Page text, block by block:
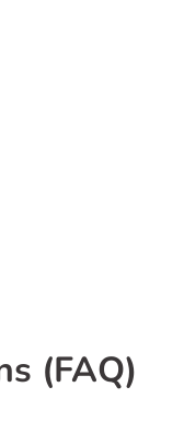
(FAQ)